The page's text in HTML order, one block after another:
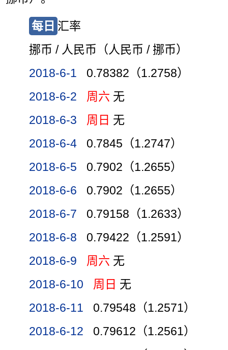
每日 汇率
挪币 / 人民币（人民币 / 挪币）
2018-6-1
0.78382（1.2758）
2018-6-2
周六 无
2018-6-3
周日 无
2018-6-4
0.7845（1.2747）
2018-6-5
0.7902（1.2655）
2018-6-6
0.7902（1.2655）
2018-6-7
0.79158（1.2633）
2018-6-8
0.79422（1.2591）
2018-6-9
周六 无
2018-6-10
周日 无
2018-6-11
0.79548（1.2571）
2018-6-12
0.79612（1.2561）